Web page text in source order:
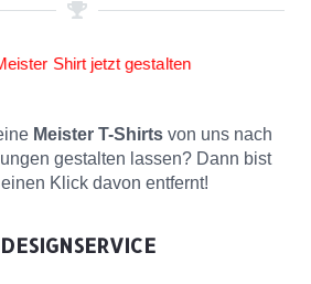
Shirt jetzt gestalten
Meister T-Shirts von uns nach
gestalten lassen? Dann bist
Klick davon entfernt!
DESIGNSERVICE